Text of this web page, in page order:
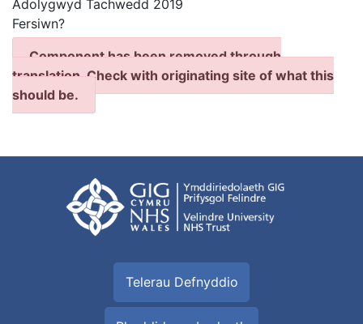
Adolygwyd Tachwedd 2019
Fersiwn?
Component has been removed through
translation. Check with originating site of what this
should be.
Telerau Defnyddio